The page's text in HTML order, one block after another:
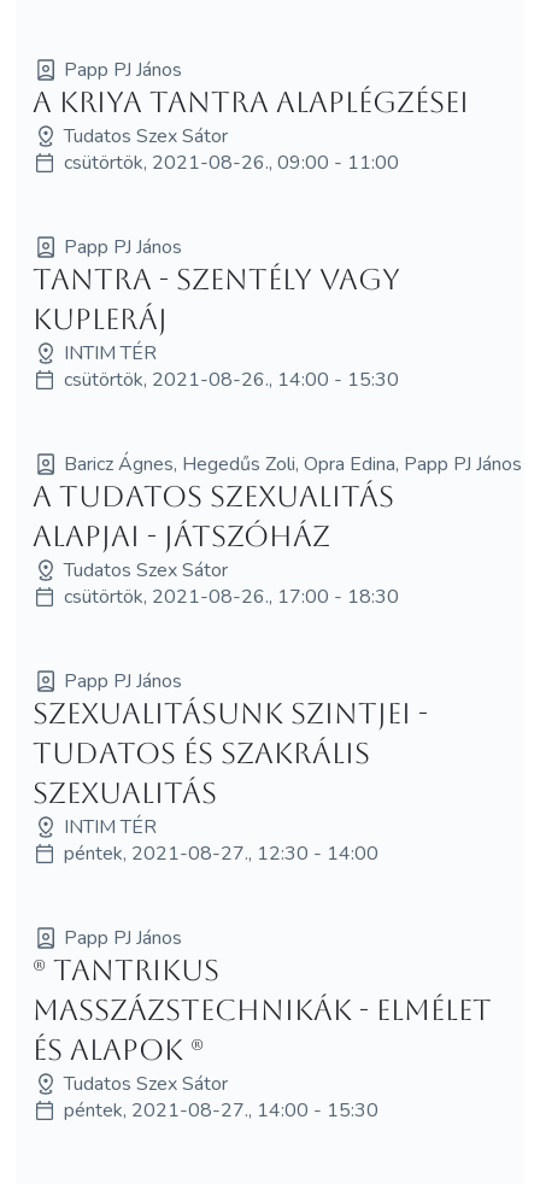
Papp PJ János
A Kriya Tantra alaplégzései
Tudatos Szex Sátor
csütörtök, 2021-08-26., 09:00 - 11:00
Papp PJ János
Tantra - szentély vagy
kupleráj
INTIM TÉR
csütörtök, 2021-08-26., 14:00 - 15:30
Baricz Ágnes, Hegedűs Zoli, Opra Edina, Papp PJ János
A tudatos szexualitás
alapjai - Játszóház
Tudatos Szex Sátor
csütörtök, 2021-08-26., 17:00 - 18:30
Papp PJ János
Szexualitásunk szintjei -
Tudatos és szakrális
szexualitás
INTIM TÉR
péntek, 2021-08-27., 12:30 - 14:00
Papp PJ János
(R) Tantrikus
masszázstechnikák - elmélet
és alapok (R)
Tudatos Szex Sátor
péntek, 2021-08-27., 14:00 - 15:30